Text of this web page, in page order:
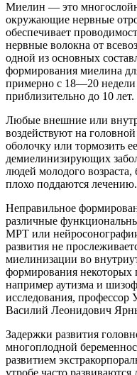
Миелин — это
окружающие нервные
обеспечивает
нервные волокна от
одной из основных
формирования миелина
примерно с 18—20 недели
приблизительно до 10 лет.
Любые внешние или
воздействуют на
оболочку или тормозить
демиелинизирующих
людей молодого
плохо поддаются лечению.
Неправильное
различные
МРТ или
развития не
миелинизации во
формирования некоторых
например аутизма и
исследования,
Василий Леонидович
Задержки развития
многоплодной
развитием